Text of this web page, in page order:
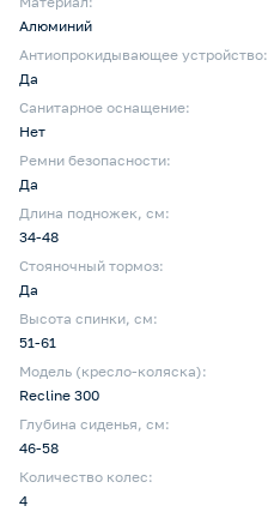
Алюминий
Антиопрокидывающее устройство:
Да
Санитарное оснащение:
Нет
Ремни безопасности:
Да
Длина подножек, см:
34-48
Стояночный тормоз:
Да
Высота спинки, см:
51-61
Модель (кресло-коляска):
Recline 300
Глубина сиденья, cм:
46-58
Количество колес:
4